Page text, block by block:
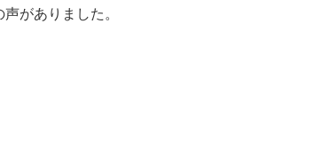
がありました。